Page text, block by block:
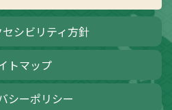
シビリティ方針
トマップ
シーポリシー